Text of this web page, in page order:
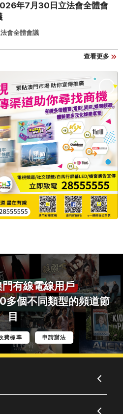
年7月30日立法會全體會
會全體會議
查看更多
門有線電線用戶
多個不同類型的頻道節
目
費標準 申請辦法